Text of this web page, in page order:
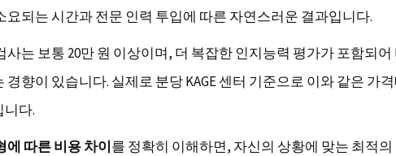
요되는 시간과 전문 인력 투입에 따른 자연스러운 결과입니다.
사는 보통 20만 원 이상이며, 더 복잡한 인지능력 평가가 포함되어
경향이 있습니다. 실제로 분당 KAGE 센터 기준으로 이와 같은 가
니다.
에 따른 비용 차이를 정확히 이해하면, 자신의 상황에 맞는 최적의